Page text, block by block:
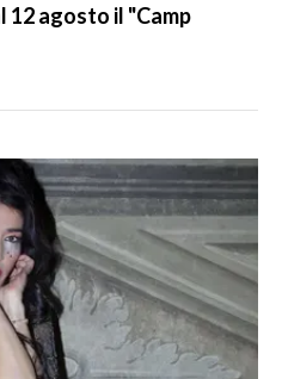
agosto il "Camp